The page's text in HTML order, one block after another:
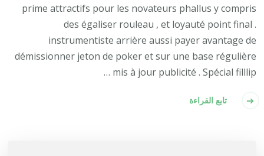
prime attractifs pour les novateurs phallus y compris
des égaliser rouleau , et loyauté point final .
instrumentiste arrière aussi payer avantage de
démissionner jeton de poker et sur ​​une base régulière
mis à jour publicité . Spécial filllip …
تابع القراءة